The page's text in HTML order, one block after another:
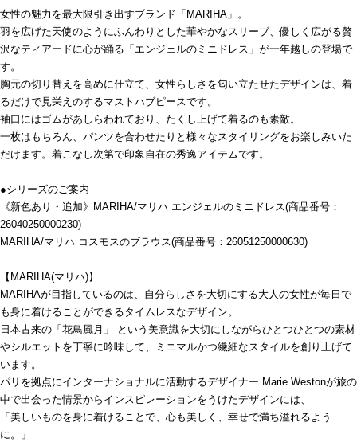
女性の魅力を最大限引き出すブランド「MARIHA」。
羽を広げた天使のようにふんわりとした華やかなスリーブ、優しく広がる贅
沢なティアードに心が踊る「エンジェルのミニドレス」が一年越しの登場で
す。
胸元の切り替えを高めに仕立て、女性らしさを匂い立たせたデザインは、着
るだけで見栄えのするマストハブピースです。
袖口にはゴムがあしらわれており、たくし上げて着るのも素敵。
一枚はもちろん、パンツを合わせたりと様々なスタイリングをお楽しみいた
だけます。着こなし次第で印象自在の秀逸アイテムです。
●シリーズのご案内
《新色あり・追加》MARIHA/マリハ エンジェルのミニドレス(商品番号：
26040250000230)
MARIHA/マリハ コスモスのブラウス(商品番号：26051250000630)
【MARIHA(マリハ)】
MARIHAが目指しているのは、自分らしさを大切にする大人の女性が毎日で
も身に着けることができるタイムレスなデザイン。
日本古来の「花鳥風月」 という美意識を大切にしながらひとつひとつの素材
やシルエットを丁寧に吟味して、ミニマルかつ繊細なスタイルを創り上げて
います。
パリを拠点にインターナショナルに活動するデザイナー Marie Westonが旅の
中で出会った情景からインスピレーションをうけたデザインには、
「美しいものを身に着けることで、心も美しく、幸せで満ち溢れるよう
に。」